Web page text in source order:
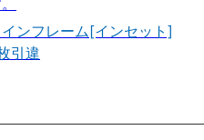
ンフレーム[インセット]
引違